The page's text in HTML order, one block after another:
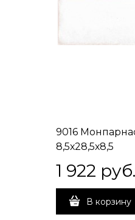
9016
8,5х28,5х8,5
1 922 руб.
В корзину